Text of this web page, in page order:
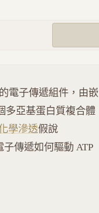
的電子傳遞組件，由嵌
多亞基蛋白質複合體
學滲透假說
子傳遞如何驅動 ATP